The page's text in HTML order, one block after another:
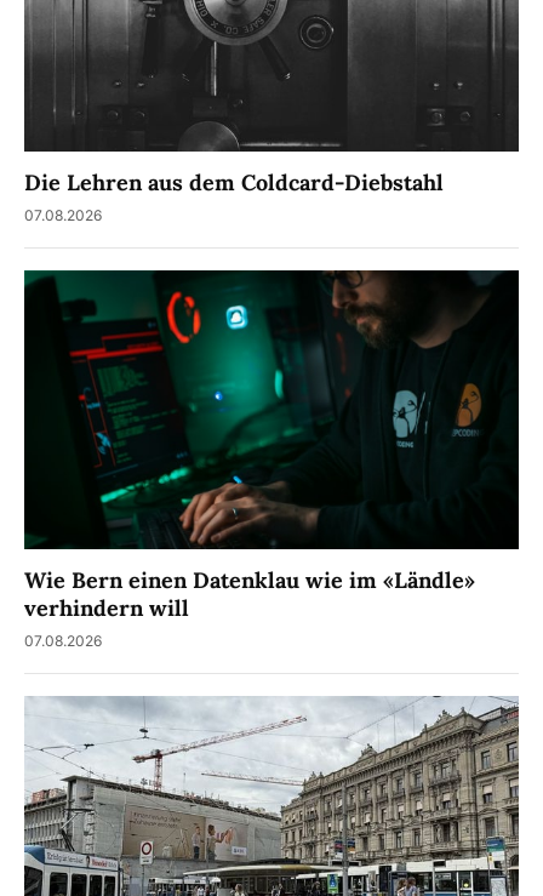
Die Lehren aus dem Coldcard-Diebstahl
07.08.2026
Wie Bern einen Datenklau wie im «Ländle»
verhindern will
07.08.2026